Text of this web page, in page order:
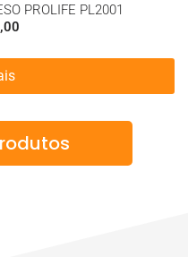
PROLIFE PL2001